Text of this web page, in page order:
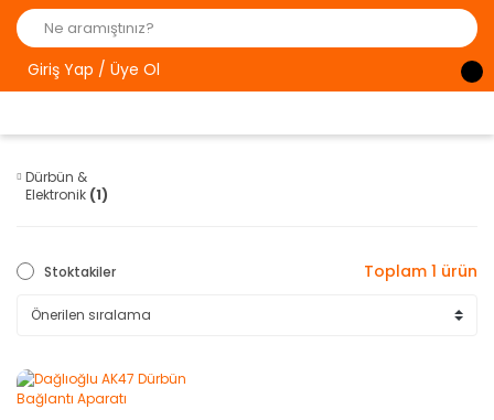
Giriş Yap / Üye Ol
Dürbün &
Elektronik (1)
Stoktakiler Toplam 1 ürün